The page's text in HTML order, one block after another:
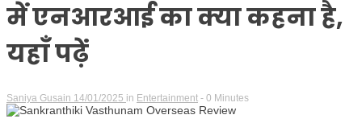
में एनआरआई का क्या कहना है,
यहाँ पढ़ें
Saniya Gusain 14/01/2025 in Entertainment - 0 Minutes